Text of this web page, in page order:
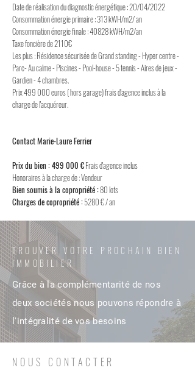
Date de réalisation du diagnostic énergétique : 20/04/2022
Consommation énergie primaire : 313 kWH/m2/ an
Consommation énergie finale : 40828 kWH/m2/an
Taxe foncière de 2110€
Les plus : Résidence sécurisée de Grand standing - Hyper centre -
Parc- Au calme - Piscines - Pool-house - 5 tennis - Aires de jeux -
Gardien - 4 chambres.
Prix 499 000 euros ( hors garage) frais d'agence inclus à la
charge de l'acquéreur.
Contact Marie-Laure Ferrier
Prix du bien : 499 000 €Frais d'agence inclus
Honoraires à la charge de : Vendeur
Bien soumis à la copropriété :80 lots
Charges de copropriété :5280 € / an
TROUVER VOTRE PROCHAIN BIEN
IMMOBILIER
Grâce à la complémentarité de nos
deux sociétés nous pouvons répondre à
l'intégralité de vos besoins
NOUS CONTACTER